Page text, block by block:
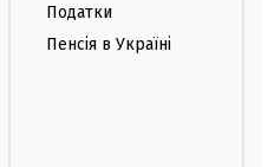
Податки
Пенсія в Україні